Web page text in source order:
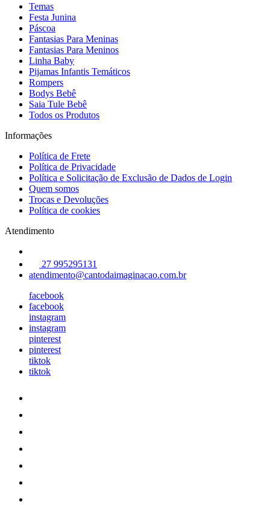
Temas
Festa Junina
Páscoa
Fantasias Para Meninas
Fantasias Para Meninos
Linha Baby
Pijamas Infantis Temáticos
Rompers
Bodys Bebê
Saia Tule Bebê
Todos os Produtos
Informações
Política de Frete
Política de Privacidade
Política e Solicitação de Exclusão de Dados de Login
Quem somos
Trocas e Devoluções
Política de cookies
Atendimento
27 995295131
atendimento@cantodaimaginacao.com.br
facebook
facebook
instagram
instagram
pinterest
pinterest
tiktok
tiktok